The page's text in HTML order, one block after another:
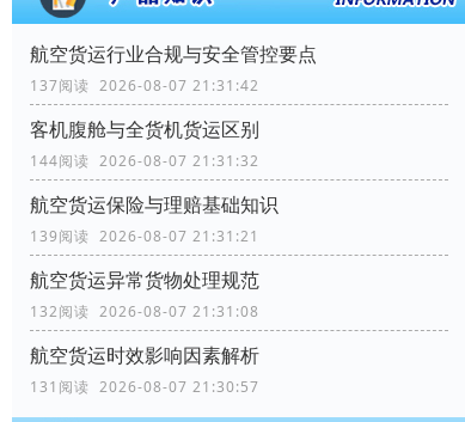
航空货运行业合规与安全管控要点
137阅读 2026-08-07 21:31:42
客机腹舱与全货机货运区别
144阅读 2026-08-07 21:31:32
航空货运保险与理赔基础知识
139阅读 2026-08-07 21:31:21
航空货运异常货物处理规范
132阅读 2026-08-07 21:31:08
航空货运时效影响因素解析
131阅读 2026-08-07 21:30:57